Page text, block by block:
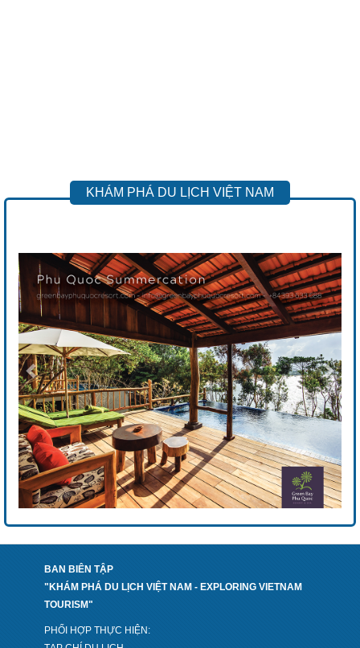
KHÁM PHÁ DU LỊCH VIỆT NAM
BAN BIÊN TẬP
"KHÁM PHÁ DU LỊCH VIỆT NAM - EXPLORING VIETNAM
TOURISM"
PHỐI HỢP THỰC HIỆN: